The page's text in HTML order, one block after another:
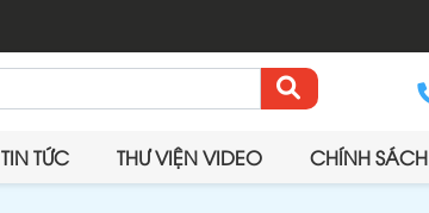
TIN TỨC THƯ VIỆN VIDEO CHÍNH SÁCH